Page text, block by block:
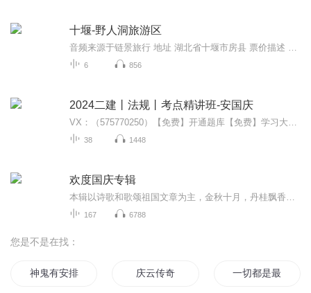
十堰-野人洞旅游区
6 856
2024二建丨法规丨考点精讲班-安国庆
38 1448
欢度国庆专辑
167 6788
您是不是在找：
神鬼有安排之名动山海 庆云传奇 一切都是最好的